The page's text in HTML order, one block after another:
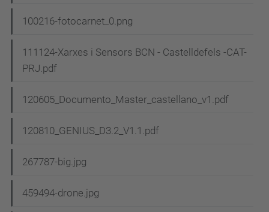
100216-fotocarnet_0.png
111124-Xarxes i Sensors BCN - Castelldefels -CAT-
PRJ.pdf
120605_Documento_Master_castellano_v1.pdf
120810_GENIUS_D3.2_V1.1.pdf
267787-big.jpg
459494-drone.jpg